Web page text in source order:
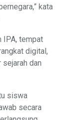
kata
IPA, tempat
digital,
dan
siswa
secara